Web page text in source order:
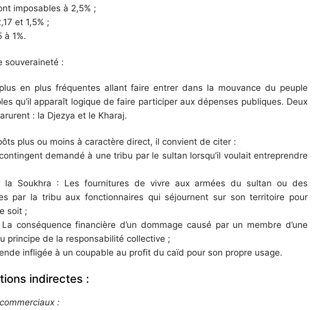
imposables à 2,5% ;
et 1,5% ;
1%.
souveraineté :
en plus fréquentes allant faire entrer dans la mouvance du peuple
qu’il apparaît logique de faire participer aux dépenses publiques. Deux
: la Djezya et le Kharaj.
plus ou moins à caractère direct, il convient de citer :
demandé à une tribu par le sultan lorsqu’il voulait entreprendre
: Les fournitures de vivre aux armées du sultan ou des
par la tribu aux fonctionnaires qui séjournent sur son territoire pour
soit ;
financière d’un dommage causé par un membre d’une
principe de la responsabilité collective ;
infligée à un coupable au profit du caïd pour son propre usage.
indirectes :
: